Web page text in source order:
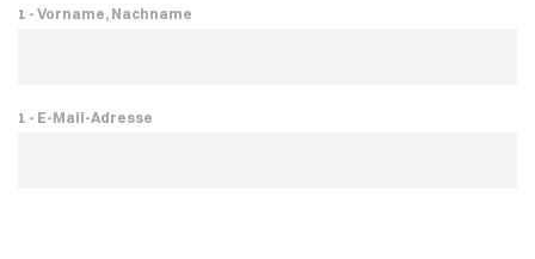
1 - Vorname, Nachname
1 - E-Mail-Adresse